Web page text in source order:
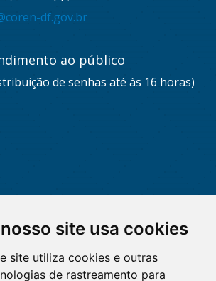
site usa cookies
site utiliza cookies e outras
de rastreamento para
df.gov.br
ao público
de senhas até às 16 horas)